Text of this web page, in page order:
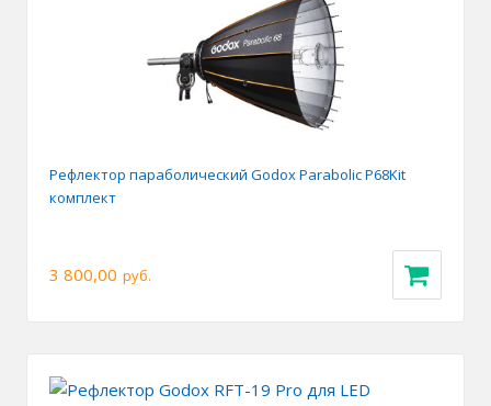
Рефлектор параболический Godox Parabolic P68Kit
комплект
3 800,00 руб.